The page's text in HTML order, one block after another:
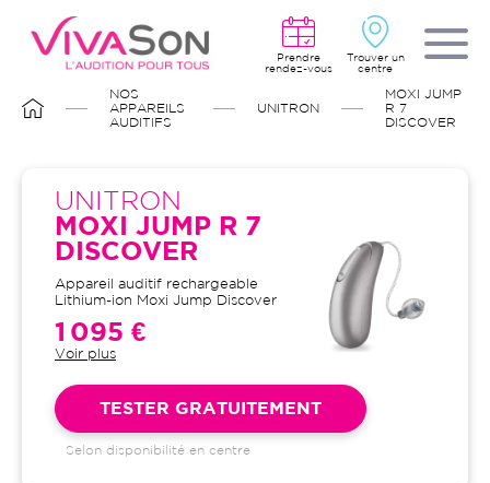
contenu
principal
Prendre
rendez-vous
Trouver un
centre
D'ARIANE
NOS
APPAREILS
AUDITIFS
UNITRON
MOXI JUMP
R 7
DISCOVER
UNITRON
MOXI JUMP R 7
DISCOVER
Appareil auditif rechargeable
Lithium-ion Moxi Jump Discover
1 095 €
Voir plus
inclus : bilans auditifs, adaptation
initiale, visites de contrôle, visites
de réglages, dépannages
TESTER GRATUITEMENT
Selon disponibilité en centre